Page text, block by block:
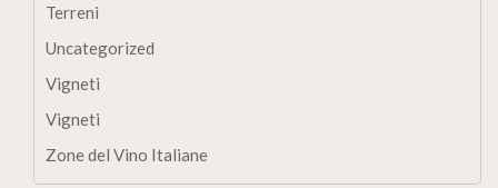
Terreni
Uncategorized
Vigneti
Vigneti
Zone del Vino Italiane